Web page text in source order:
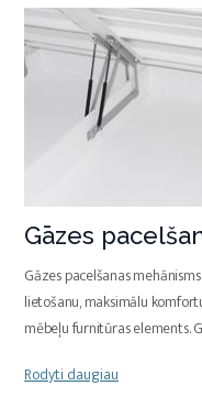
Gāzes
Gāzes pacelšanas
lietošanu, maksimālu
mēbeļu furnitūras elements.
Rodyti daugiau